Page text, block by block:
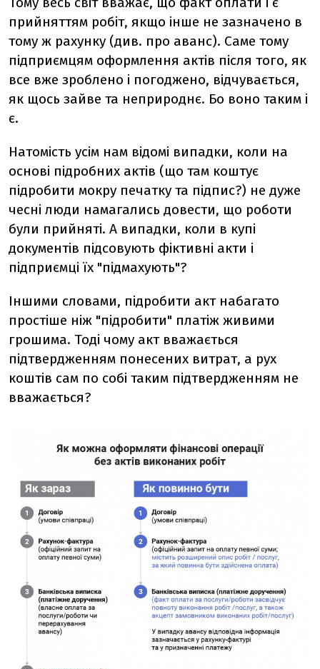
прийняттям робіт, якщо інше не зазначено в
тому ж рахунку (див. про аванс). Саме тому
підприємцям оформлення актів після того, як
все вже зроблено і погоджено, відчувається,
як щось зайве та неприроднє. Бо воно таким і
є.
Натомість усім нам відомі випадки, коли на
основі підробних актів (що там коштує
підробити мокру печатку та підпис?) не дуже
чесні люди намагались довести, що роботи
були прийняті. А випадки, коли в купі
документів підсовують фіктивні акти і
підприємці їх "підмахують"?
Іншими словами, підробити акт набагато
простіше ніж "підробити" платіж живими
грошима. Тоді чому акт вважається
підтвердженням понесених витрат, а рух
коштів сам по собі таким підтвердженням не
вважається?